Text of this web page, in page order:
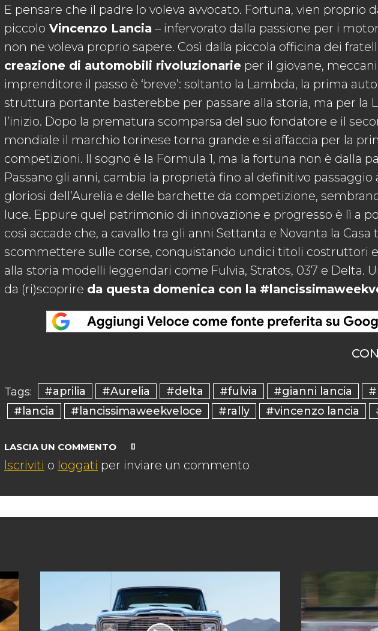
E pensare che il padre lo voleva avvocato. Fortuna, vien proprio
piccolo Vincenzo Lancia – infervorato dalla passione per i
non ne voleva proprio sapere. Così dalla piccola officina dei
creazione di automobili rivoluzionarie per il giovane,
imprenditore il passo è ‘breve’: soltanto la Lambda, la prima
struttura portante basterebbe per passare alla storia, ma per la
l’inizio. Dopo la prematura scomparsa del suo fondatore e il
mondiale il marchio torinese torna grande e si affaccia per la
competizioni. Il sogno è la Formula 1, ma la fortuna non è dalla
Passano gli anni, cambia la proprietà fino al definitivo passaggio
gloriosi dell’Aurelia e delle barchette da competizione,
luce. Eppure quel patrimonio di innovazione e progresso è lì a
così accade che, a cavallo tra gli anni Settanta e Novanta la Casa
scommettere sulle corse, conquistando undici titoli costruttori
alla storia modelli leggendari come Fulvia, Stratos, 037 e Delta.
da (ri)scoprire da questa domenica con la
Tags: #aprilia #Aurelia #delta #fulvia #gianni lancia
#lancia
#lancissimaweekveloce #rally #vincenzo lancia
LASCIA UN COMMENTO
Iscriviti o loggati per inviare un commento